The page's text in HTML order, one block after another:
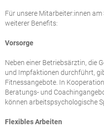
Für unsere Mitarbeiter:innen
weiterer Benefits:
Vorsorge
Neben einer Betriebsärztin, die
und Impfaktionen durchführt,
Fitnessangebote. In
Beratungs- und
können arbeitspsychologische
Flexibles Arbeiten